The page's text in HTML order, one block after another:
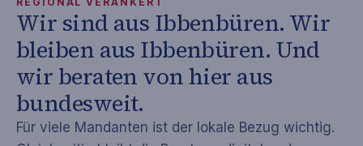
Wir sind aus Ibbenbüren. Wir
bleiben aus Ibbenbüren. Und
wir beraten von hier aus
bundesweit.
Für viele Mandanten ist der lokale Bezug wichtig.